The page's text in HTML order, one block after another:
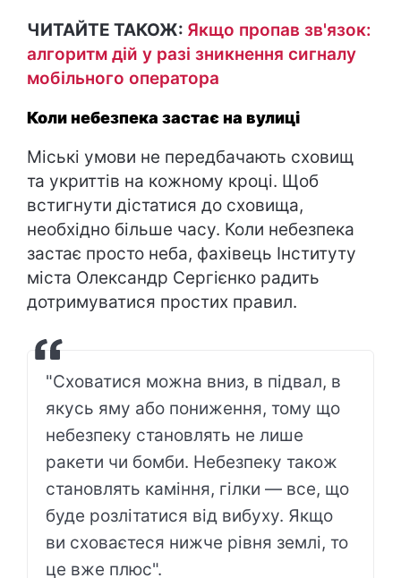
ЧИТАЙТЕ ТАКОЖ: Якщо пропав зв'язок:
алгоритм дій у разі зникнення сигналу
мобільного оператора
Коли небезпека застає на вулиці
Міські умови не передбачають сховищ
та укриттів на кожному кроці. Щоб
встигнути дістатися до сховища,
необхідно більше часу. Коли небезпека
застає просто неба, фахівець Інституту
міста Олександр Сергієнко радить
дотримуватися простих правил.
"Сховатися можна вниз, в підвал, в
якусь яму або пониження, тому що
небезпеку становлять не лише
ракети чи бомби. Небезпеку також
становлять каміння, гілки — все, що
буде розлітатися від вибуху. Якщо
ви сховаєтеся нижче рівня землі, то
це вже плюс".